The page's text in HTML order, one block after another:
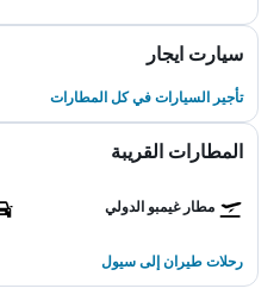
سيارت ايجار
تأجير السيارات في كل المطارات
المطارات القريبة
مطار غيمبو الدولي
رحلات طيران إلى سيول